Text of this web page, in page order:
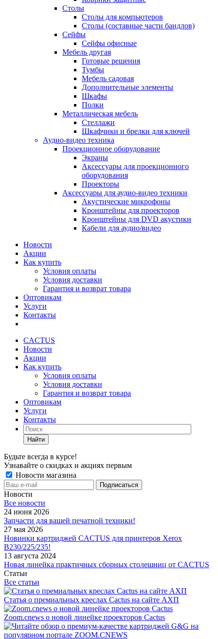
Столы
Столы для компьютеров
Столы (составные части бандлов)
Сейфы
Сейфы офисные
Мебель другая
Готовые решения
Тумбы
Мебель садовая
Дополнительные элементы
Шкафы
Полки
Металлическая мебель
Стеллажи
Шкафчики и брелки для ключей
Аудио-видео техника
Проекционное оборудование
Экраны
Аксессуары для проекционного
оборудования
Проекторы
Аксессуары для аудио-видео техники
Акустические микрофоны
Кронштейны для проекторов
Кронштейны для DVD акустики
Кабели для аудио/видео
Новости
Акции
Как купить
Условия оплаты
Условия доставки
Гарантия и возврат товара
Оптовикам
Услуги
Контакты
CACTUS
Новости
Акции
Как купить
Условия оплаты
Условия доставки
Гарантия и возврат товара
Оптовикам
Услуги
Контакты
Найти
Будьте всегда в курсе!
Узнавайте о скидках и акциях первым
Новости магазина
Новости
Все новости
24 июня 2026
Запчасти для вашей печатной техники!
27 мая 2026
Новинки картриджей CACTUS для принтеров Xerox
B230/225/235!
13 августа 2024
Новая линейка практичных сборных столешниц от CACTUS
Статьи
Все статьи
Статья о премиальных креслах Cactus на сайте АХП
Zoom.cnews о новой линейке проекторов Cactus